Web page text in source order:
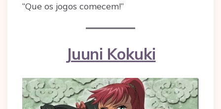
“Que os jogos comecem!”
Juuni Kokuki